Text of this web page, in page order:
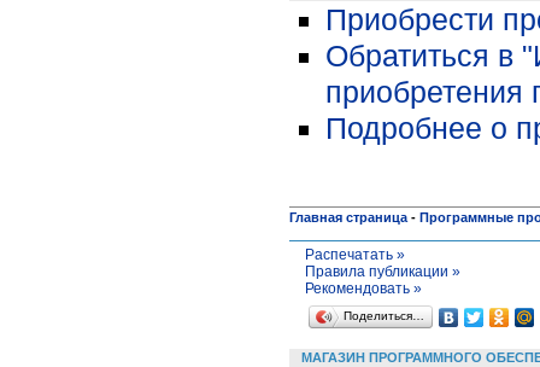
Приобрести
Обратиться в
приобретения
Подробнее о
Главная страница - Программные
Распечатать »
Правила публикации »
Рекомендовать »
Поделиться…
МАГАЗИН ПРОГРАММНОГО